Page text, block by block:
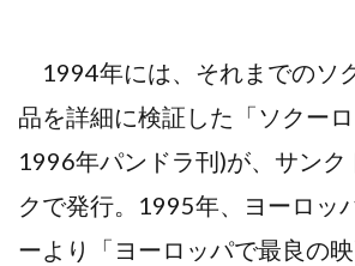
1994年には、それまでのソ
品を詳細に検証した「ソクー
1996年パンドラ刊)が、サン
クで発行。1995年、ヨーロッ
ーより「ヨーロッパで最良の